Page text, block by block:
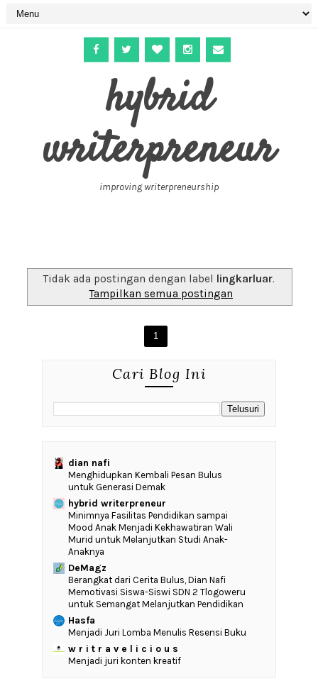
hybrid
writerpreneur
improving writerpreneurship
Tidak ada postingan dengan label lingkarluar.
Tampilkan semua postingan
1
Cari Blog Ini
dian nafi
Menghidupkan Kembali Pesan Bulus
untuk Generasi Demak
hybrid writerpreneur
‎Minimnya Fasilitas Pendidikan sampai
Mood Anak Menjadi Kekhawatiran Wali
Murid untuk Melanjutkan Studi Anak-
Anaknya
DeMagz
‎Berangkat dari Cerita Bulus, Dian Nafi
Memotivasi Siswa-Siswi SDN 2 Tlogoweru
untuk Semangat Melanjutkan Pendidikan
Hasfa
Menjadi Juri Lomba Menulis Resensi Buku
w r i t r a v e l i c i o u s
Menjadi juri konten kreatif